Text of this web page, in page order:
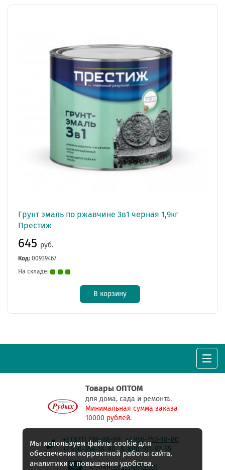
Грунт эмаль по ржавчине 3в1 черная 1,9кг
Престиж
645 руб.
Код: 00939467
На складе:
В корзину
Товары ОПТОМ
для дома, сада и ремонта.
Минимальная сумма заказа
10000 рублей.
+7 (831) 218-88-89
+7 950-350-18-80
+7 950-354-18-80
8-800-511-97-55
E-mail:rudyh@list.ru
Мы используем файлы cookie для
обеспечения корректной работы сайта,
аналитики и повышения удобства.